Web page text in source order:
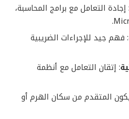
: إجادة التعامل مع برامج المحاسبة،
: فهم جيد للإجراءات الضريبية
: إتقان التعامل مع أنظمة
المتقدم من سكان الهرم أو